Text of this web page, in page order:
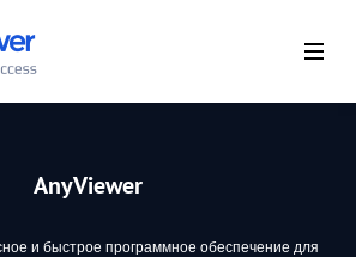
AnyViewer
и быстрое программное обеспечение для